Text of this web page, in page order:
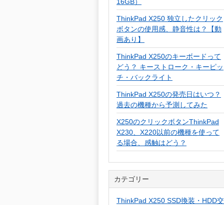
ThinkPad X250 独立したクリック
ボタンの使用感、静音性は？【動
画あり】
ThinkPad X250のキーボードって
どう？ キーストローク・キーピッ
チ・バックライト
ThinkPad X250の発売日はいつ？
過去の機種から予測してみた
X250のクリックボタンThinkPad
X230、X220以前の機種を使って
る場合、感触はどう？
カテゴリー
ThinkPad X250 SSD換装・HDD交